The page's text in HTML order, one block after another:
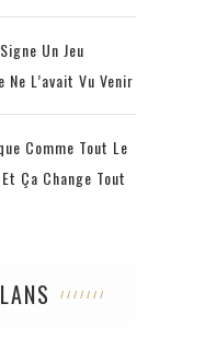
Un Jeu
L’avait Vu Venir
Comme Tout Le
Ça Change Tout